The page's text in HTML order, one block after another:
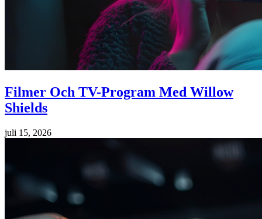
Filmer Och TV-Program Med Willow
Shields
juli 15, 2026